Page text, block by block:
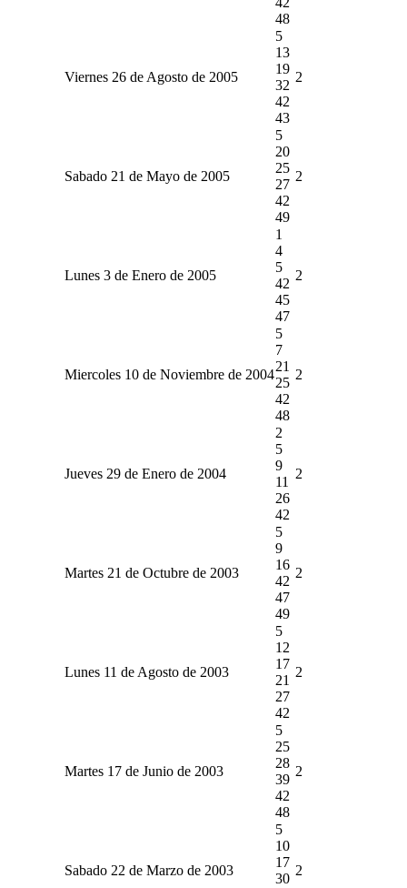
48
Viernes 26 de Agosto de 2005
5
13
19
32
42
43
2
Sabado 21 de Mayo de 2005
5
20
25
27
42
49
2
Lunes 3 de Enero de 2005
1
4
5
42
45
47
2
Miercoles 10 de Noviembre de 2004
5
7
21
25
42
48
2
Jueves 29 de Enero de 2004
2
5
9
11
26
42
2
Martes 21 de Octubre de 2003
5
9
16
42
47
49
2
Lunes 11 de Agosto de 2003
5
12
17
21
27
42
2
Martes 17 de Junio de 2003
5
25
28
39
42
48
2
Sabado 22 de Marzo de 2003
5
10
17
30
2